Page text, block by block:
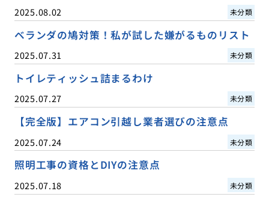
2025.08.02 未分類
ベランダの鳩対策！私が試した嫌がるものリスト
2025.07.31 未分類
トイレティッシュ詰まるわけ
2025.07.27 未分類
【完全版】エアコン引越し業者選びの注意点
2025.07.24 未分類
照明工事の資格とDIYの注意点
2025.07.18 未分類